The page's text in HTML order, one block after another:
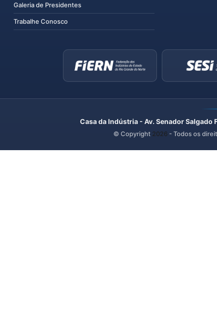
Galeria de Presidentes
Trabalhe Conosco
Casa da Indústria - Av. Senador
© Copyright 2026 - Todos os